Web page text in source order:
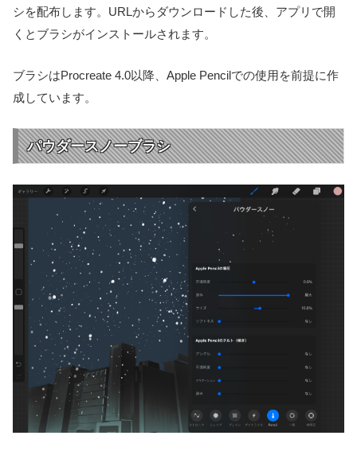
シを配布します。URLからダウンロードした後、アプリで開
くとブラシがインストールされます。
ブラシはProcreate 4.0以降、Apple Pencilでの使用を前提に作
成しています。
パウダースノーブラシ